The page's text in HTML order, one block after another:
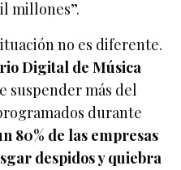
millones”.
no es diferente.
Digital de Música
suspender más del
durante
80% de las empresas
despidos y quiebra